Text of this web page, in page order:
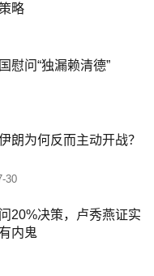
略
慰问“独漏赖清德”
朗为何反而主动开战？
30
20%决策，卢秀燕证实
内鬼